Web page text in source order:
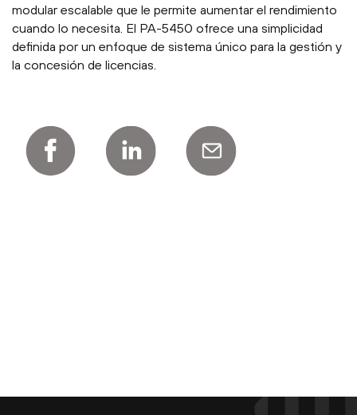
modular escalable que le permite aumentar el rendimiento
cuando lo necesita. El PA-5450 ofrece una simplicidad
definida por un enfoque de sistema único para la gestión y
la concesión de licencias.